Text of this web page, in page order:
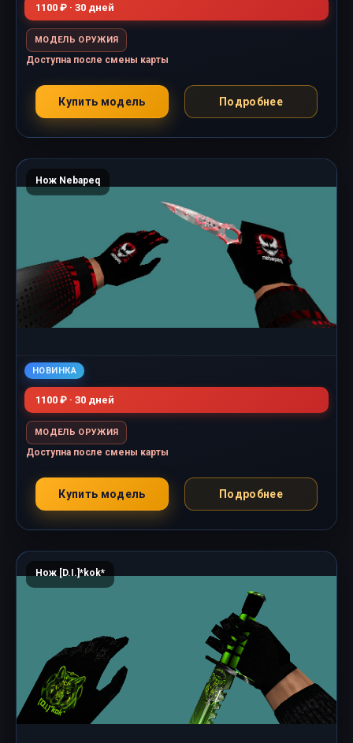
1100 ₽ · 30 дней
МОДЕЛЬ ОРУЖИЯ
Доступна после смены карты
Купить модель Подробнее
Нож Nebapeq
НОВИНКА
1100 ₽ · 30 дней
МОДЕЛЬ ОРУЖИЯ
Доступна после смены карты
Купить модель Подробнее
Нож [D.I.]*kok*